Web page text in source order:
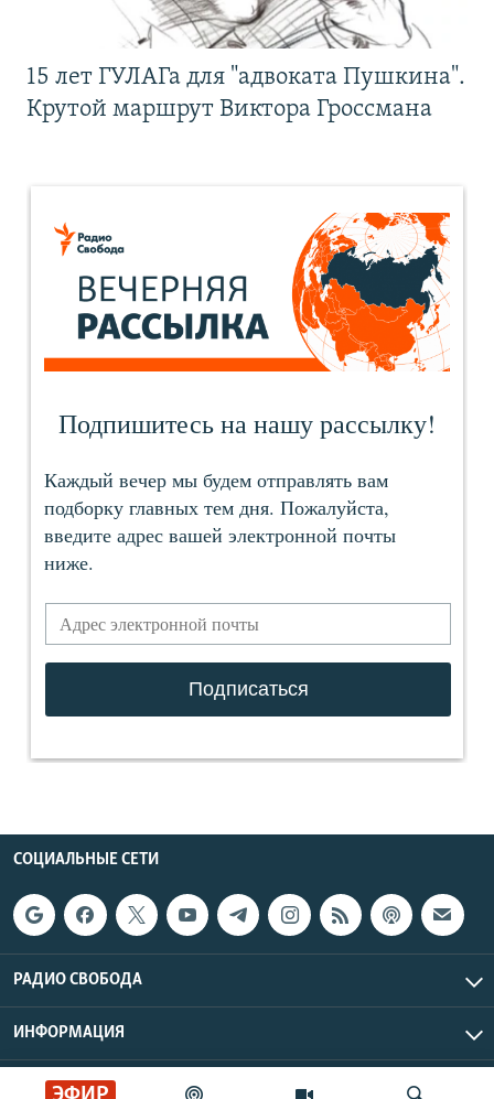
15 лет ГУЛАГа для "адвоката Пушкина".
Крутой маршрут Виктора Гроссмана
СОЦИАЛЬНЫЕ СЕТИ
РАДИО СВОБОДА
ИНФОРМАЦИЯ
Радио Свобода © 2026 RFE/RL, Inc. | Все права защищены.